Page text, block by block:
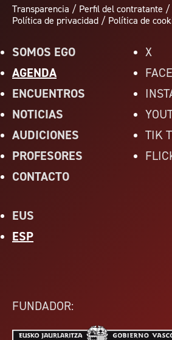
Transparencia / Perfil del contratante /
Política de privacidad / Política de
X
TIK
SOMOS EGO
AGENDA
ENCUENTROS
NOTICIAS
AUDICIONES
PROFESORES
CONTACTO
EUS
ESP
FUNDADOR: